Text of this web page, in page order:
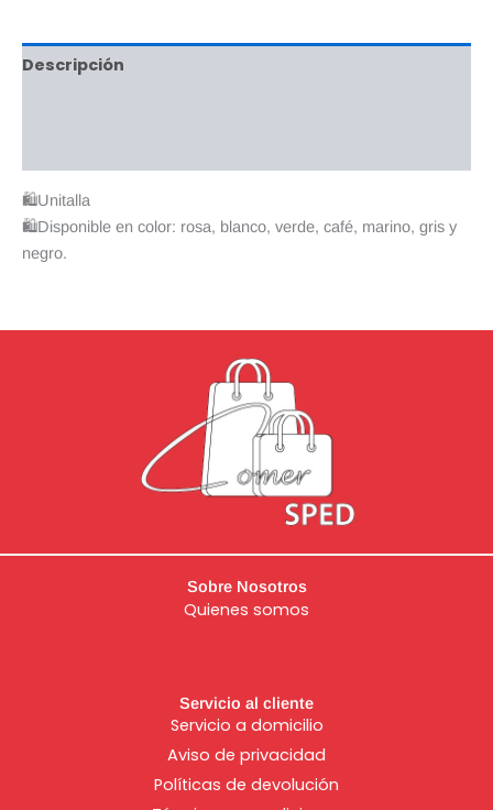
Descripción
🛍Unitalla
🛍Disponible en color: rosa, blanco, verde, café, marino, gris y
negro.
Sobre Nosotros
Quienes somos
Servicio al cliente
Servicio a domicilio
Aviso de privacidad
Políticas de devolución